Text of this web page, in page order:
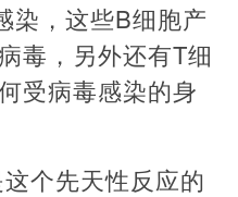
染，这些B细胞产
毒，另外还有T细
受病毒感染的身
个先天性反应的